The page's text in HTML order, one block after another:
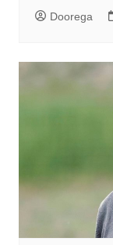
Doorega